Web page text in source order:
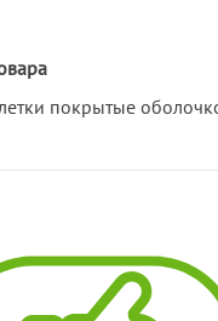
покрытые